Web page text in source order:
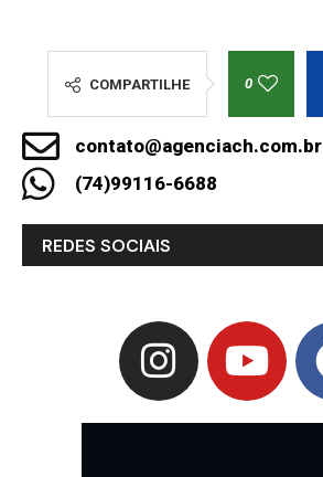
COMPARTILHE 0
contato@agenciach.com.br
(74)99116-6688
REDES SOCIAIS